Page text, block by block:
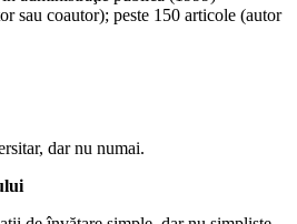
sau coautor); peste 150 articole (autor
dar nu numai.